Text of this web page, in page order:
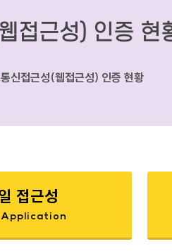
접근성) 인증 현
신접근성(웹접근성) 인증 현황
접근성